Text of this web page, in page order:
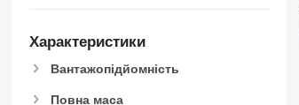
Характеристики
Вантажопідйомність
Повна маса